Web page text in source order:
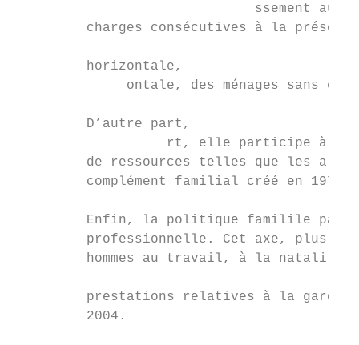
ssement
charges consécutives à la
         horizontale,
ontale, des ménages sans
         D’autre part,
rt, elle participe à
de ressources telles que les
         complément familial créé en 1978.
Enfin, la politique familile
professionnelle. Cet axe, plus
hommes au travail, à la natalité
prestations relatives à la garde
         2004.